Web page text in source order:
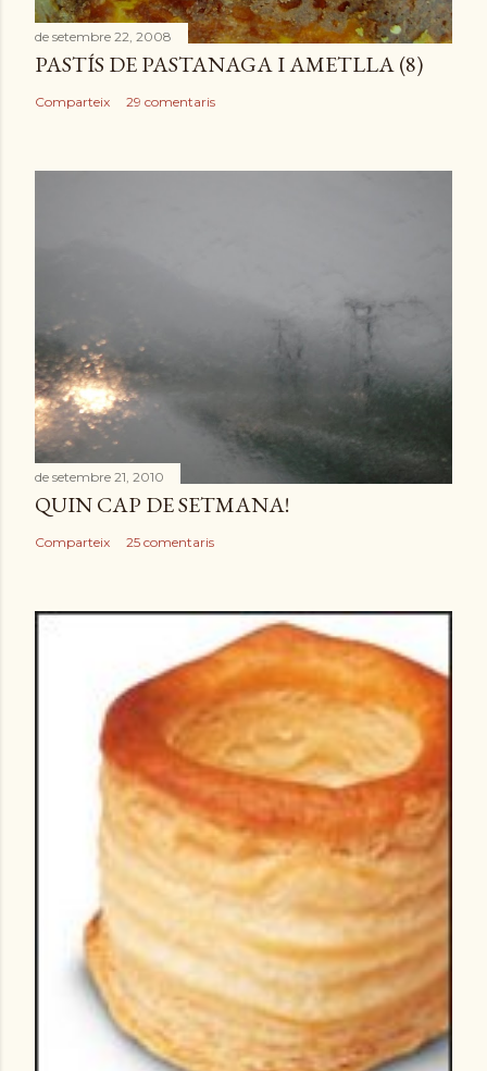
r
a
d
a
de setembre 22, 2008
PASTÍS DE PASTANAGA I AMETLLA (8)
Comparteix 29 comentaris
de setembre 21, 2010
QUIN CAP DE SETMANA!
Comparteix 25 comentaris